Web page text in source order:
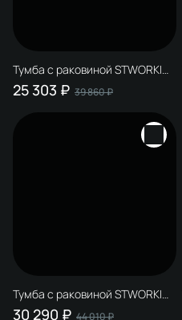
Тумба с раковиной STWORKI
Авила 120 L с дверцами, с
раковиной Авила
25 303 ₽ 39 860 ₽
Тумба с раковиной STWORKI
Авила 120 L с раковиной Авила
30 290 ₽ 44 010 ₽